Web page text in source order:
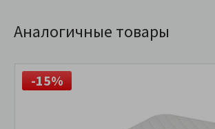
Аналогичные товары
-15%